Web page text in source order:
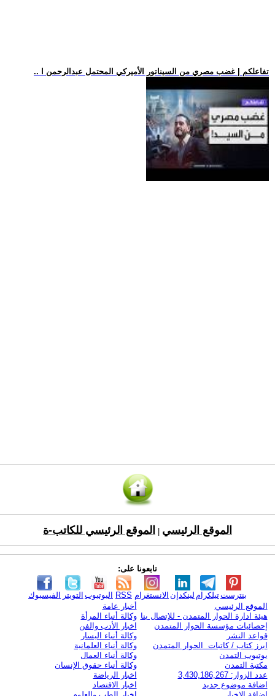
.. تفاعلكم | غضب مصري من السيناتور الأميركي المحتمل عبدالرحمن ا
الموقع الرئيسي الموقع الرئيسي للكاتب-ة
تابعونا على:
الفيسبوك التويتر اليوتيوب RSS الانستغرام لينكدإن تيلكرامبنترست
الموقع الرئيسي
هيئة ادارة الحوار المتمدن - للإتصال بنا
إحصائيات مؤسسة الحوار المتمدن
قواعد النشر
ابرز كتاب / كاتبات الحوار المتمدن
يوتيوب التمدن
مكتبة التمدن
عدد الزوار: 3,430,186,267
اضافة موضوع جديد
أخبار عامة
وكالة أنباء المرأة
اخبار الأدب والفن
وكالة أنباء اليسار
وكالة أنباء العلمانية
وكالة أنباء العمال
وكالة أنباء حقوق الإنسان
اخبار الرياضة
اخبار الاقتصاد